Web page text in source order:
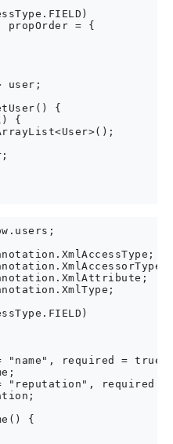
propOrder = {
user;
{
{
required = true)
"reputation", required =
{